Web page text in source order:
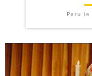
Paru le